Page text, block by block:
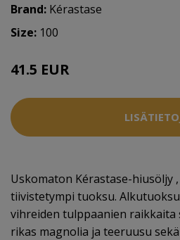
Brand: Kérastase
Size: 100
41.5 EUR
Uskomaton Kérastase-hiusöljy
tiivistetympi tuoksu.
vihreiden tulppaanien raikkaita
rikas magnolia ja teeruusu